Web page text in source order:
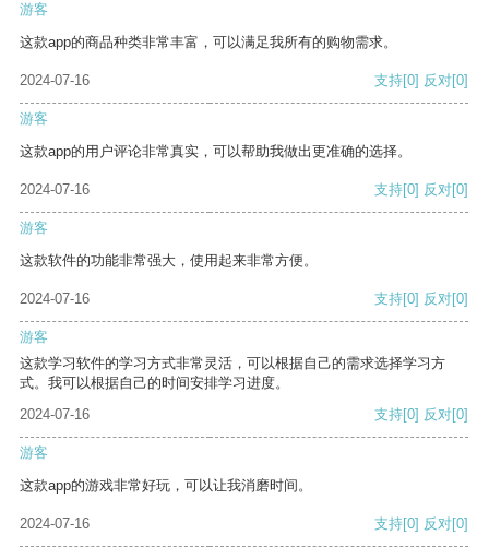
游客
这款app的商品种类非常丰富，可以满足我所有的购物需求。
2024-07-16 支持[0] 反对[0]
游客
这款app的用户评论非常真实，可以帮助我做出更准确的选择。
2024-07-16 支持[0] 反对[0]
游客
这款软件的功能非常强大，使用起来非常方便。
2024-07-16 支持[0] 反对[0]
游客
这款学习软件的学习方式非常灵活，可以根据自己的需求选择学习方
式。我可以根据自己的时间安排学习进度。
2024-07-16
支持[0] 反对[0]
游客
这款app的游戏非常好玩，可以让我消磨时间。
2024-07-16 支持[0] 反对[0]